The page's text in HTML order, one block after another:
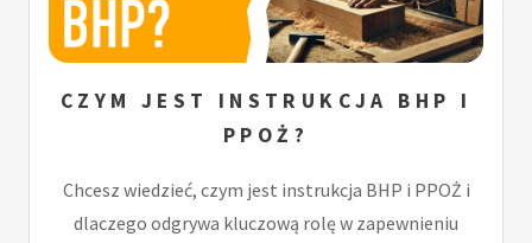
CZYM JEST INSTRUKCJA BHP I
PPOŻ?
Chcesz wiedzieć, czym jest instrukcja BHP i PPOŻ i
dlaczego odgrywa kluczową rolę w zapewnieniu